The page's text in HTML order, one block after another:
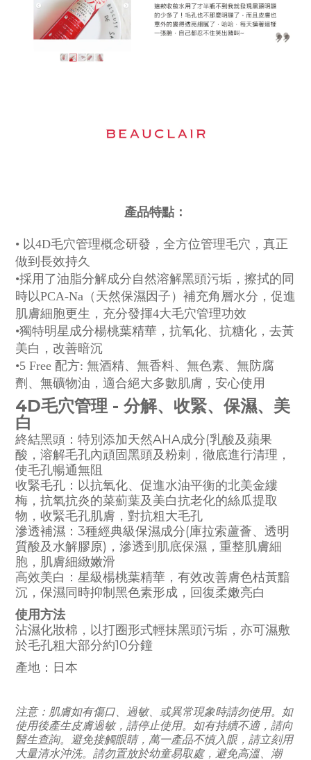
產品特點：
• 以4D毛穴管理概念研發，全方位管理毛穴，真正
做到長效持久
•採用了油脂分解成分自然溶解黑頭污垢，擦拭的同
時以PCA-Na（天然保濕因子）補充角層水分，促進
肌膚細胞更生，充分發揮4大毛穴管理功效
•獨特明星成分楊桃葉精華，抗氧化、抗糖化，去黃
美白，改善暗沉
•5 Free 配方: 無酒精、無香料、無色素、無防腐
劑、無礦物油，適合絕大多數肌膚，安心使用
4D毛穴管理 - 分解、收緊、保濕、美
白
終結黑頭：特別添加天然AHA成分(乳酸及蘋果
酸，溶解毛孔內頑固黑頭及粉刺，徹底進行清理，
使毛孔暢通無阻
收緊毛孔：以抗氧化、促進水油平衡的北美金縷
梅，抗氧抗炎的菜薊葉及美白抗老化的絲瓜提取
物，收緊毛孔肌膚，對抗粗大毛孔
滲透補濕：3種經典級保濕成分(庫拉索蘆薈、透明
質酸及水解膠原)，滲透到肌底保濕，重整肌膚細
胞，肌膚細緻嫩滑
高效美白：星級楊桃葉精華，有效改善膚色枯黃黯
沉，保濕同時抑制黑色素形成，回復柔嫩亮白
使用方法
沾濕化妝棉，以打圈形式輕抹黑頭污垢，亦可濕敷
於毛孔粗大部分約10分鐘
產地：日本
注意：肌膚如有傷口、過敏、或異常現象時請勿使用。如
使用後產生皮膚過敏，請停止使用。如有持續不適，請向
醫生查詢。避免接觸眼睛，萬一產品不慎入眼，請立刻用
大量清水沖洗。請勿置放於幼童易取處，避免高溫、潮